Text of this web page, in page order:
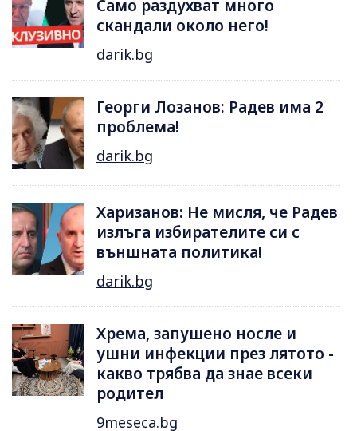
Само раздухват много
скандали около него!
darik.bg
Георги Лозанов: Радев има 2
проблема!
darik.bg
Харизанов: Не мисля, че Радев
излъга избирателите си с
външната политика!
darik.bg
Хрема, запушено носле и
ушни инфекции през лятотo -
какво трябва да знае всеки
родител
9meseca.bg